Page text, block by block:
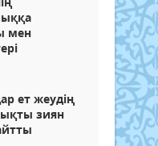
мен
ет жеудің
зиян